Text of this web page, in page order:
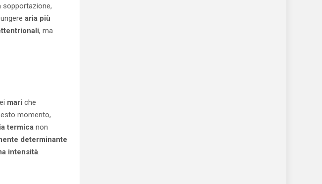
sopportazione,
aria più
, ma
mari che
momento,
termica non
determinante
intensità.